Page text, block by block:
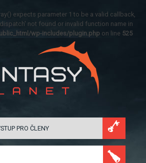
expects parameter 1 to be a valid callback,
not found or invalid function name in
wp-includes/plugin.php on line 525
PRO ČLENY